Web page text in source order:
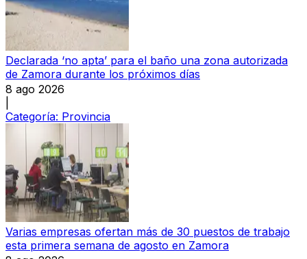
Declarada ‘no apta’ para el baño una zona autorizada
de Zamora durante los próximos días
8 ago 2026
Categoría: Provincia
Varias empresas ofertan más de 30 puestos de trabajo
esta primera semana de agosto en Zamora